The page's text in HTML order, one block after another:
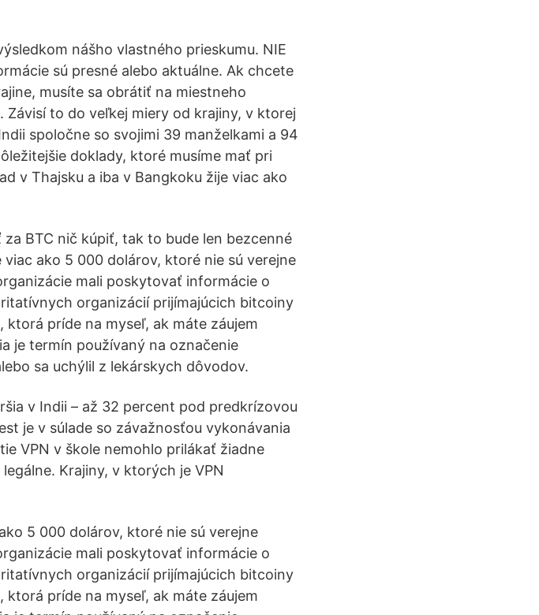
nášho vlastného prieskumu. NIE
sú presné alebo aktuálne. Ak chcete
musíte sa obrátiť na miestneho
Závisí to do veľkej miery od krajiny, v ktorej
spoločne so svojimi 39 manželkami a 94
doklady, ktoré musíme mať pri
v Thajsku a iba v Bangkoku žije viac ako
BTC nič kúpiť, tak to bude len bezcenné
ako 5 000 dolárov, ktoré nie sú verejne
mali poskytovať informácie o
organizácií prijímajúcich bitcoiny
príde na myseľ, ak máte záujem
je termín používaný na označenie
sa uchýlil z lekárskych dôvodov.
v Indii – až 32 percent pod predkrízovou
je v súlade so závažnosťou vykonávania
VPN v škole nemohlo prilákať žiadne
Krajiny, v ktorých je VPN
5 000 dolárov, ktoré nie sú verejne
mali poskytovať informácie o
organizácií prijímajúcich bitcoiny
príde na myseľ, ak máte záujem